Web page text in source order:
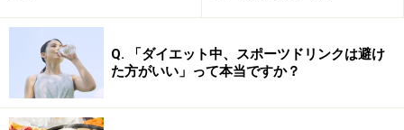
豊富な野菜とボリューム満点のオムレツが1日のパワーの源
「野菜たっぷりパレオムレツ」レシピ
Q. 「ダイエット中、スポーツドリンクは避け
た方がいい」って本当ですか？